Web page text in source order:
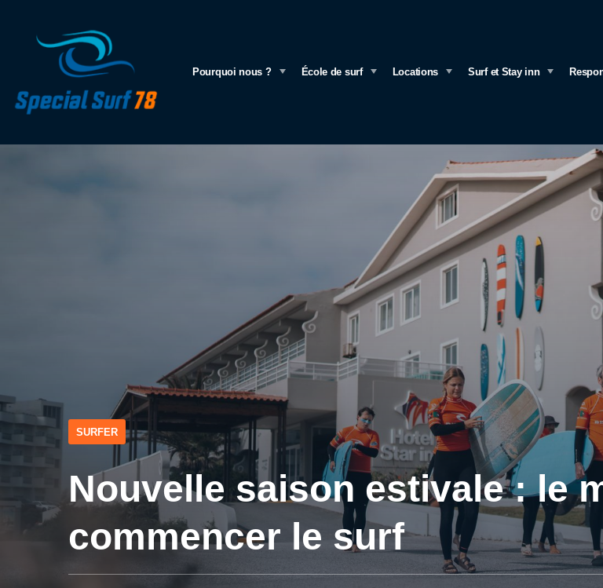
Pourquoi nous ? École de surf Locations Surf et Stay inn
SURFER
Nouvelle saison estivale : le
commencer le surf